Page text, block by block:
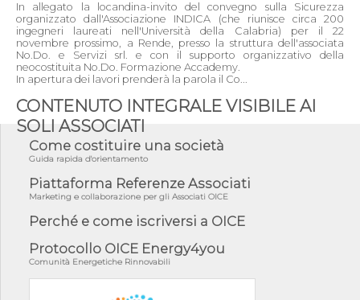
In allegato la locandina-invito del convegno sulla Sicurezza
organizzato dall'Associazione INDICA (che riunisce circa 200
ingegneri laureati nell'Università della Calabria) per il 22
novembre prossimo, a Rende, presso la struttura dell'associata
No.Do. e Servizi srl. e con il supporto organizzativo della
neocostituita No.Do. Formazione Accademy.
In apertura dei lavori prenderà la parola il Co...
CONTENUTO INTEGRALE VISIBILE AI
SOLI ASSOCIATI
Come costituire una società
Guida rapida d'orientamento
Piattaforma Referenze Associati
Marketing e collaborazione per gli Associati OICE
Perché e come iscriversi a OICE
Protocollo OICE Energy4you
Comunità Energetiche Rinnovabili